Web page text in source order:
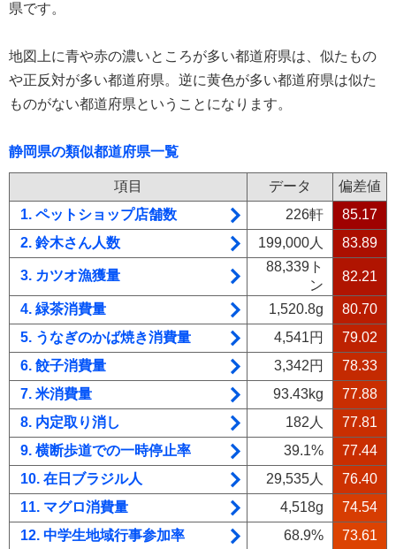
県です。
地図上に青や赤の濃いところが多い都道府県は、似たもの
や正反対が多い都道府県。逆に黄色が多い都道府県は似た
ものがない都道府県ということになります。
静岡県の類似都道府県一覧
項目 データ
偏差値
1. ペットショップ店舗数
226軒
85.17
2. 鈴木さん人数
199,000人 83.89
3. カツオ漁獲量
88,339ト
ン
82.21
4. 緑茶消費量 1,520.8g
80.70
5. うなぎのかば焼き消費量
4,541円
79.02
6. 餃子消費量
3,342円
78.33
7. 米消費量
93.43kg
77.88
8. 内定取り消し
182人
77.81
9. 横断歩道での一時停止率
39.1%
77.44
10. 在日ブラジル人
29,535人
76.40
11. マグロ消費量
4,518g
74.54
12. 中学生地域行事参加率
68.9%
73.61